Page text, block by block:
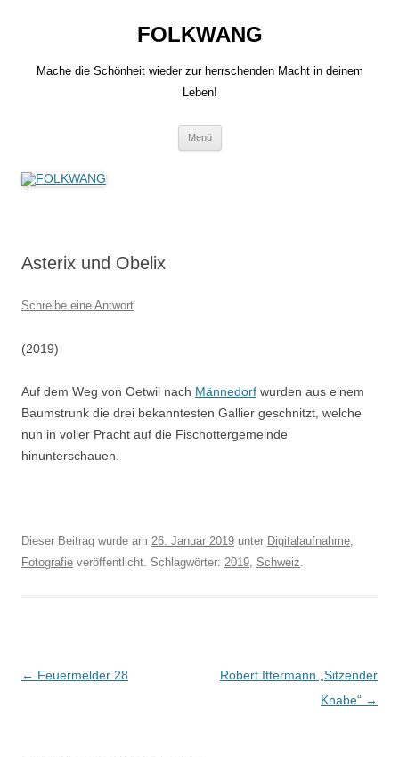
FOLKWANG
Mache die Schönheit wieder zur herrschenden Macht in deinem
Leben!
Menü
Asterix und Obelix
Schreibe eine Antwort
(2019)
Auf dem Weg von Oetwil nach Männedorf wurden aus einem
Baumstrunk die drei bekanntesten Gallier geschnitzt, welche
nun in voller Pracht auf die Fischottergemeinde
hinunterschauen.
Dieser Beitrag wurde am 26. Januar 2019 unter Digitalaufnahme,
Fotografie veröffentlicht. Schlagwörter: 2019, Schweiz.
Beitragsnavigation
← Feuermelder 28
Robert Ittermann „Sitzender
Knabe“ →